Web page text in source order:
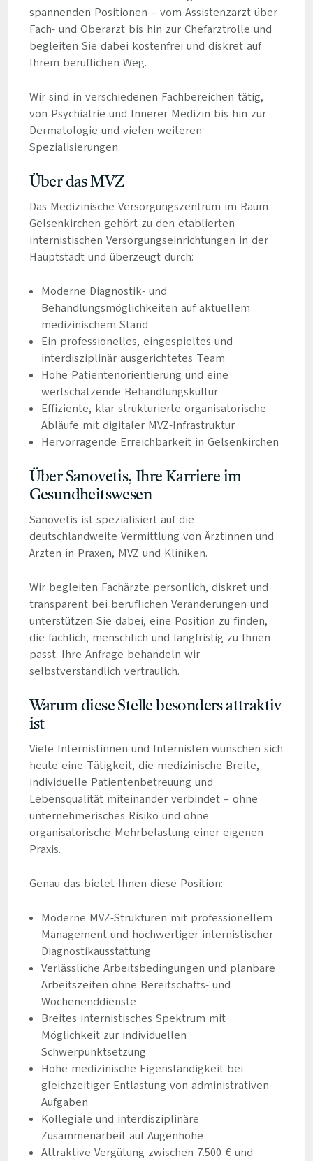
spannenden Positionen – vom Assistenzarzt über
Fach- und Oberarzt bis hin zur Chefarztrolle und
begleiten Sie dabei kostenfrei und diskret auf
Ihrem beruflichen Weg.
Wir sind in verschiedenen Fachbereichen tätig,
von Psychiatrie und Innerer Medizin bis hin zur
Dermatologie und vielen weiteren
Spezialisierungen.
Über das MVZ
Das Medizinische Versorgungszentrum im Raum
Gelsenkirchen gehört zu den etablierten
internistischen Versorgungseinrichtungen in der
Hauptstadt und überzeugt durch:
Moderne Diagnostik- und
Behandlungsmöglichkeiten auf aktuellem
medizinischem Stand
Ein professionelles, eingespieltes und
interdisziplinär ausgerichtetes Team
Hohe Patientenorientierung und eine
wertschätzende Behandlungskultur
Effiziente, klar strukturierte organisatorische
Abläufe mit digitaler MVZ-Infrastruktur
Hervorragende Erreichbarkeit in Gelsenkirchen
Über Sanovetis, Ihre Karriere im
Gesundheitswesen
Sanovetis ist spezialisiert auf die
deutschlandweite Vermittlung von Ärztinnen und
Ärzten in Praxen, MVZ und Kliniken.
Wir begleiten Fachärzte persönlich, diskret und
transparent bei beruflichen Veränderungen und
unterstützen Sie dabei, eine Position zu finden,
die fachlich, menschlich und langfristig zu Ihnen
passt. Ihre Anfrage behandeln wir
selbstverständlich vertraulich.
Warum diese Stelle besonders attraktiv
ist
Viele Internistinnen und Internisten wünschen sich
heute eine Tätigkeit, die medizinische Breite,
individuelle Patientenbetreuung und
Lebensqualität miteinander verbindet – ohne
unternehmerisches Risiko und ohne
organisatorische Mehrbelastung einer eigenen
Praxis.
Genau das bietet Ihnen diese Position:
Moderne MVZ-Strukturen mit professionellem
Management und hochwertiger internistischer
Diagnostikausstattung
Verlässliche Arbeitsbedingungen und planbare
Arbeitszeiten ohne Bereitschafts- und
Wochenenddienste
Breites internistisches Spektrum mit
Möglichkeit zur individuellen
Schwerpunktsetzung
Hohe medizinische Eigenständigkeit bei
gleichzeitiger Entlastung von administrativen
Aufgaben
Kollegiale und interdisziplinäre
Zusammenarbeit auf Augenhöhe
Attraktive Vergütung zwischen 7.500 € und